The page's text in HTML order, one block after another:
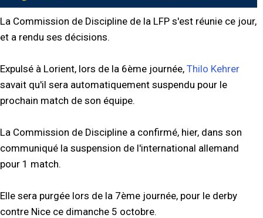
La Commission de Discipline de la LFP s'est réunie ce jour,
et a rendu ses décisions.
Expulsé à Lorient, lors de la 6ème journée, Thilo Kehrer
savait qu'il sera automatiquement suspendu pour le
prochain match de son équipe.
La Commission de Discipline a confirmé, hier, dans son
communiqué la suspension de l'international allemand
pour 1 match.
Elle sera purgée lors de la 7ème journée, pour le derby
contre Nice ce dimanche 5 octobre.